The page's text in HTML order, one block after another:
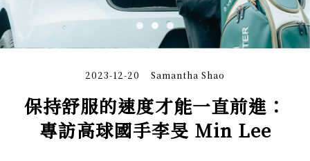
保持舒服的速度才能一直前進：
專訪高球國手李旻 Min Lee
Samantha Shao
2023-12-20